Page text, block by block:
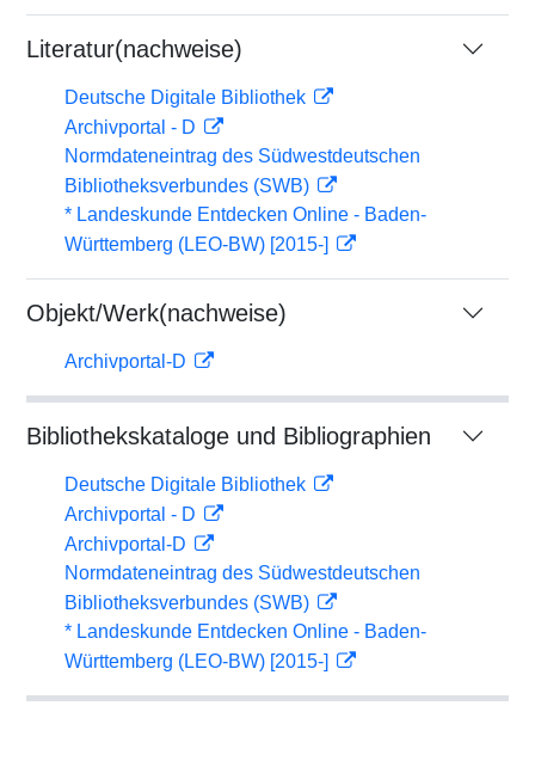
Literatur(nachweise)
Deutsche Digitale Bibliothek
Archivportal - D
Normdateneintrag des Südwestdeutschen
Bibliotheksverbundes (SWB)
* Landeskunde Entdecken Online - Baden-
Württemberg (LEO-BW) [2015-]
Objekt/Werk(nachweise)
Archivportal-D
Bibliothekskataloge und Bibliographien
Deutsche Digitale Bibliothek
Archivportal - D
Archivportal-D
Normdateneintrag des Südwestdeutschen
Bibliotheksverbundes (SWB)
* Landeskunde Entdecken Online - Baden-
Württemberg (LEO-BW) [2015-]